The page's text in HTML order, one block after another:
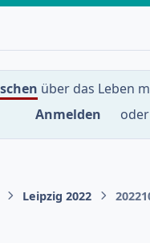
über das Leben
Anmelden
oder
Leipzig 2022